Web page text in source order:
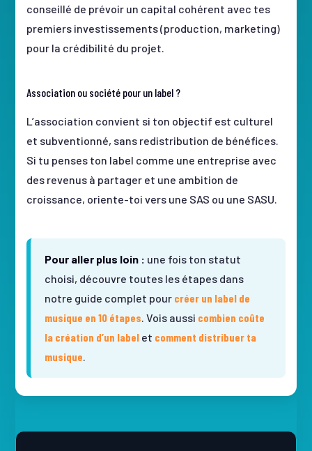
conseillé de prévoir un capital cohérent avec tes
premiers investissements (production, marketing)
pour la crédibilité du projet.
Association ou société pour un label ?
L’association convient si ton objectif est culturel
et subventionné, sans redistribution de bénéfices.
Si tu penses ton label comme une entreprise avec
des revenus à partager et une ambition de
croissance, oriente-toi vers une SAS ou une SASU.
Pour aller plus loin : une fois ton statut
choisi, découvre toutes les étapes dans
notre guide complet pour créer un label de
musique en 10 étapes. Vois aussi combien coûte
la création d’un label et comment distribuer ta
musique.